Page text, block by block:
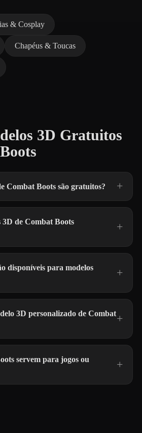
& Cosplay
Chapéus & Toucas
3D Gratuitos
Combat Boots são gratuitos?
3D de Combat Boots
disponíveis para modelos
3D personalizado de Combat
servem para jogos ou